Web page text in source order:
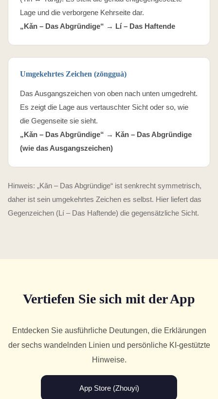
Lage und die verborgene Kehrseite dar.
„Kǎn – Das Abgründige“ → Lí – Das Haftende
Umgekehrtes Zeichen (zōngguà)
Das Ausgangszeichen von oben nach unten umgedreht.
Es zeigt die Lage aus vertauschter Sicht oder so, wie
die Gegenseite sie sieht.
„Kǎn – Das Abgründige“ → Kǎn – Das Abgründige
(wie das Ausgangszeichen)
Hinweis: „Kǎn – Das Abgründige“ ist senkrecht symmetrisch,
daher ist sein umgekehrtes Zeichen es selbst. Hier liefert das
Gegenzeichen (Lí – Das Haftende) die gegensätzliche Sicht.
Vertiefen Sie sich mit der App
Entdecken Sie ausführliche Deutungen, die Erklärungen
der sechs wandelnden Linien und persönliche KI-gestützte
Hinweise.
App Store (Zhouyi)